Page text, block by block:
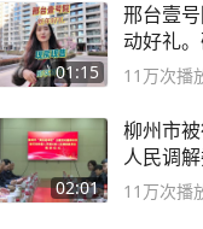
01:15
邢台壹
动好礼
11万次播
02:01
柳州市
人民调
11万次播